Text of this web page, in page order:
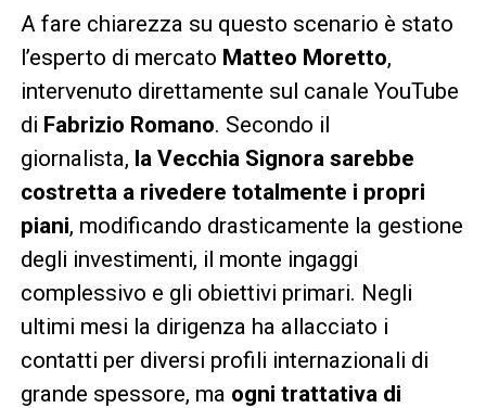
A fare chiarezza su questo scenario è stato
l’esperto di mercato Matteo Moretto,
intervenuto direttamente sul canale YouTube
di Fabrizio Romano. Secondo il
giornalista, la Vecchia Signora sarebbe
costretta a rivedere totalmente i propri
piani, modificando drasticamente la gestione
degli investimenti, il monte ingaggi
complessivo e gli obiettivi primari. Negli
ultimi mesi la dirigenza ha allacciato i
contatti per diversi profili internazionali di
grande spessore, ma ogni trattativa di